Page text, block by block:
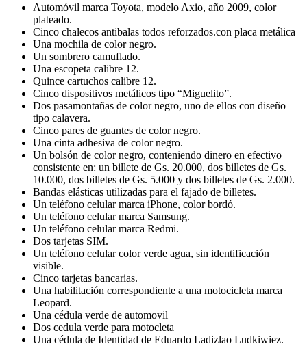
Automóvil marca Toyota, modelo Axio, año 2009, color
plateado.
Cinco chalecos antibalas todos reforzados.con placa metálica
Una mochila de color negro.
Un sombrero camuflado.
Una escopeta calibre 12.
Quince cartuchos calibre 12.
Cinco dispositivos metálicos tipo “Miguelito”.
Dos pasamontañas de color negro, uno de ellos con diseño
tipo calavera.
Cinco pares de guantes de color negro.
Una cinta adhesiva de color negro.
Un bolsón de color negro, conteniendo dinero en efectivo
consistente en: un billete de Gs. 20.000, dos billetes de Gs.
10.000, dos billetes de Gs. 5.000 y dos billetes de Gs. 2.000.
Bandas elásticas utilizadas para el fajado de billetes.
Un teléfono celular marca iPhone, color bordó.
Un teléfono celular marca Samsung.
Un teléfono celular marca Redmi.
Dos tarjetas SIM.
Un teléfono celular color verde agua, sin identificación
visible.
Cinco tarjetas bancarias.
Una habilitación correspondiente a una motocicleta marca
Leopard.
Una cédula verde de automovil
Dos cedula verde para motocleta
Una cédula de Identidad de Eduardo Ladizlao Ludkiwiez.